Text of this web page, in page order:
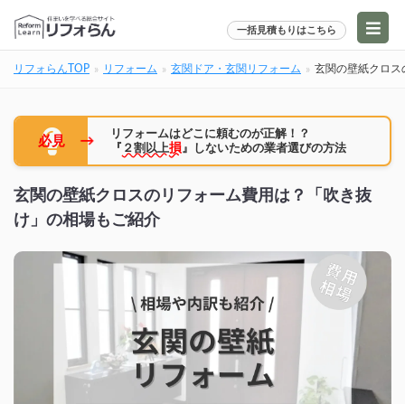
一括見積もりはこちら
リフォらんTOP リフォーム 玄関ドア・玄関リフォーム 玄関の壁紙クロス
必見 →
リフォームはどこに頼むのが正解！？
『 ２割以上損』しないための業者選びの方法
玄関の壁紙クロスのリフォーム費用は？「吹き抜
け」の相場もご紹介